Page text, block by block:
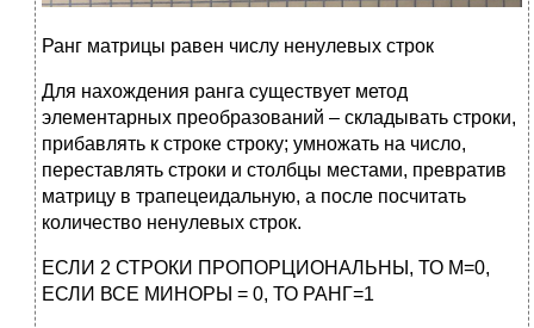
Ранг матрицы равен числу ненулевых строк
Для нахождения ранга существует метод
элементарных преобразований – складывать строки,
прибавлять к строке строку; умножать на число,
переставлять строки и столбцы местами, превратив
матрицу в трапецеидальную, а после посчитать
количество ненулевых строк.
ЕСЛИ 2 СТРОКИ ПРОПОРЦИОНАЛЬНЫ, ТО М=0,
ЕСЛИ ВСЕ МИНОРЫ = 0, ТО РАНГ=1